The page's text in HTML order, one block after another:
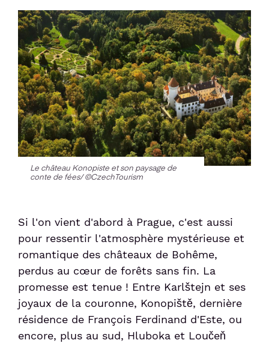
Le château Konopiste et son paysage de
conte de fées/ ©CzechTourism
Si l'on vient d'abord à Prague, c'est aussi
pour ressentir l'atmosphère mystérieuse et
romantique des châteaux de Bohême,
perdus au cœur de forêts sans fin. La
promesse est tenue ! Entre Karlštejn et ses
joyaux de la couronne, Konopiště, dernière
résidence de François Ferdinand d'Este, ou
encore, plus au sud, Hluboka et Loučeň